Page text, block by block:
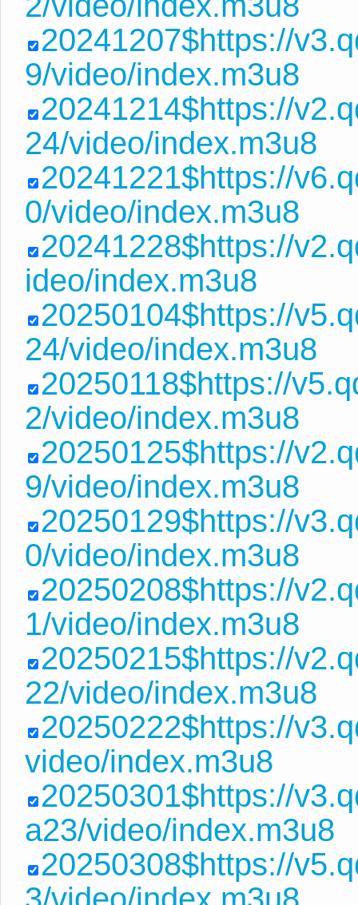
20241207$https://
9/video/index.m3u8
20241214$https://
24/video/index.m3u8
20241221$https://
0/video/index.m3u8
20241228$https://
ideo/index.m3u8
20250104$https://
24/video/index.m3u8
20250118$https://
2/video/index.m3u8
20250125$https://
9/video/index.m3u8
20250129$https://
0/video/index.m3u8
20250208$https://
1/video/index.m3u8
20250215$https://
22/video/index.m3u8
20250222$https://
video/index.m3u8
20250301$https://
a23/video/index.m3u8
20250308$https://